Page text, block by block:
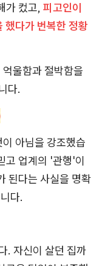
가 컸고, 피고인이
했다가 번복한 정황
울함과 절박함을
다.
아님을 강조했습
고 업계의 '관행'이
된다는 사실을 명확
다.
. 자신이 살던 집까